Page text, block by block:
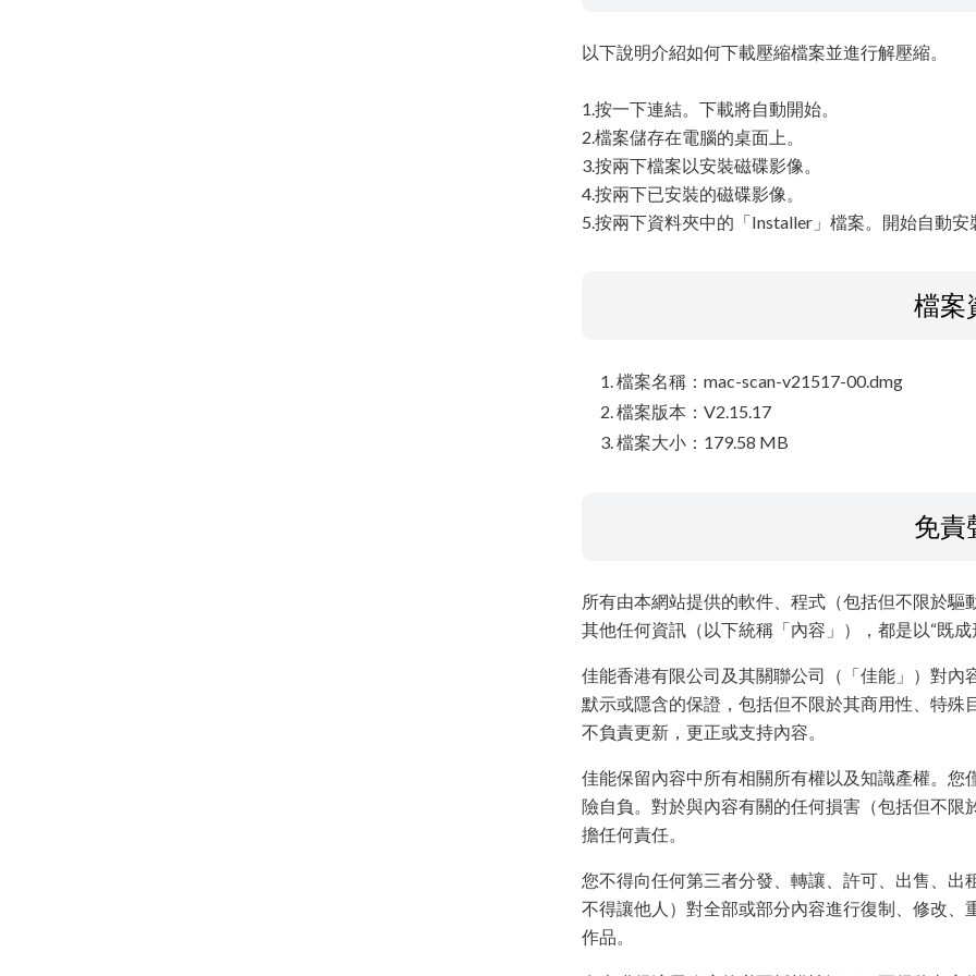
以下說明介紹如何下載壓縮檔案並進行解壓縮。
1.按一下連結。下載將自動開始。
2.檔案儲存在電腦的桌面上。
3.按兩下檔案以安裝磁碟影像。
4.按兩下已安裝的磁碟影像。
5.按兩下資料夾中的「Installer」檔案。開始自動安
檔案
檔案名稱：mac-scan-v21517-00.dmg
檔案版本：V2.15.17
檔案大小：179.58 MB
免責
所有由本網站提供的軟件、程式（包括但不限於
其他任何資訊（以下統稱「內容」），都是以“既成
佳能香港有限公司及其關聯公司（「佳能」）對內
默示或隱含的保證，包括但不限於其商用性、特殊
不負責更新，更正或支持內容。
佳能保留內容中所有相關所有權以及知識產權。
險自負。對於與內容有關的任何損害（包括但不
擔任何責任。
您不得向任何第三者分發、轉讓、許可、出售、
不得讓他人）對全部或部分內容進行復制、修改
作品。